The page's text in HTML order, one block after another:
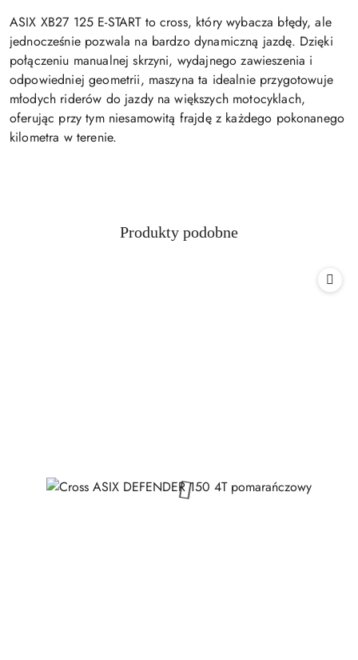
ASIX XB27 125 E-START to cross, który wybacza błędy, ale
jednocześnie pozwala na bardzo dynamiczną jazdę. Dzięki
połączeniu manualnej skrzyni, wydajnego zawieszenia i
odpowiedniej geometrii, maszyna ta idealnie przygotowuje
młodych riderów do jazdy na większych motocyklach,
oferując przy tym niesamowitą frajdę z każdego pokonanego
kilometra w terenie.
Pomiń karuzelę produktów
Produkty
Produkty podobne